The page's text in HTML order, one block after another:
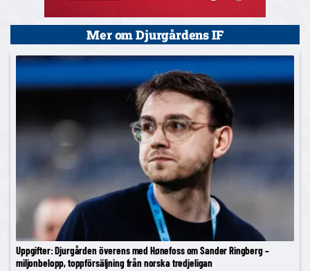
Mer om Djurgårdens IF
Uppgifter: Djurgården överens med Hønefoss om Sander Ringberg –
miljonbelopp, toppförsäljning från norska tredjeligan